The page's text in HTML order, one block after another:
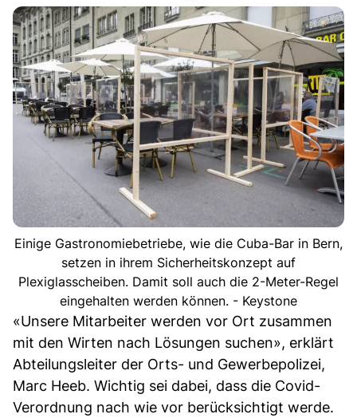
Einige Gastronomiebetriebe, wie die Cuba-Bar in Bern,
setzen in ihrem Sicherheitskonzept auf
Plexiglasscheiben. Damit soll auch die 2-Meter-Regel
eingehalten werden können. - Keystone
«Unsere Mitarbeiter werden vor Ort zusammen
mit den Wirten nach Lösungen suchen», erklärt
Abteilungsleiter der Orts- und Gewerbepolizei,
Marc Heeb. Wichtig sei dabei, dass die Covid-
Verordnung nach wie vor berücksichtigt werde.